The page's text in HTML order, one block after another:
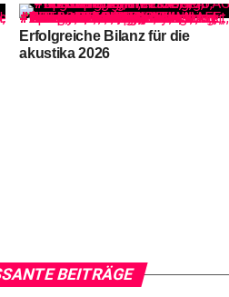
Erfolgreiche Bilanz für die
akustika 2026
BEITRÄGE